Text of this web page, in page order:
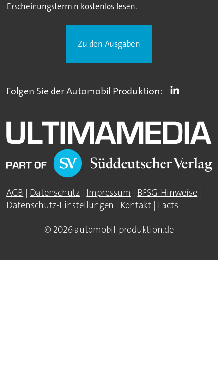
Erscheinungstermin kostenlos lesen.
Zu den Ausgaben
Folgen Sie der Automobil Produktion:
AGB | Datenschutz | Impressum | BFSG-Hinweise |
Datenschutz-Einstellungen | Kontakt | Facts
© 2026 automobil-produktion.de